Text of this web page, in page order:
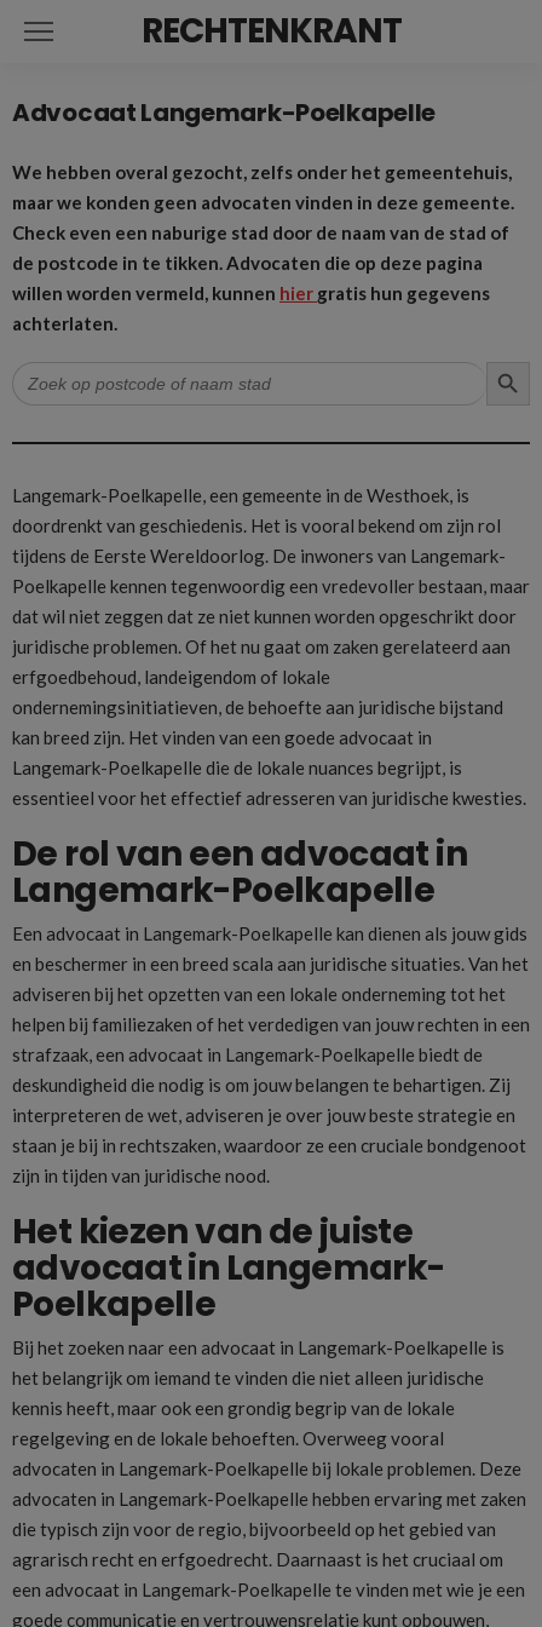
RECHTENKRANT
Advocaat Langemark-Poelkapelle
We hebben overal gezocht, zelfs onder het gemeentehuis,
maar we konden geen advocaten vinden in deze gemeente.
Check even een naburige stad door de naam van de stad of
de postcode in te tikken. Advocaten die op deze pagina
willen worden vermeld, kunnen hier gratis hun gegevens
achterlaten.
Zoek
naar:
Langemark-Poelkapelle, een gemeente in de Westhoek, is
doordrenkt van geschiedenis. Het is vooral bekend om zijn rol
tijdens de Eerste Wereldoorlog. De inwoners van Langemark-
Poelkapelle kennen tegenwoordig een vredevoller bestaan, maar
dat wil niet zeggen dat ze niet kunnen worden opgeschrikt door
juridische problemen. Of het nu gaat om zaken gerelateerd aan
erfgoedbehoud, landeigendom of lokale
ondernemingsinitiatieven, de behoefte aan juridische bijstand
kan breed zijn. Het vinden van een goede advocaat in
Langemark-Poelkapelle die de lokale nuances begrijpt, is
essentieel voor het effectief adresseren van juridische kwesties.
De rol van een advocaat in
Langemark-Poelkapelle
Een advocaat in Langemark-Poelkapelle kan dienen als jouw gids
en beschermer in een breed scala aan juridische situaties. Van het
adviseren bij het opzetten van een lokale onderneming tot het
helpen bij familiezaken of het verdedigen van jouw rechten in een
strafzaak, een advocaat in Langemark-Poelkapelle biedt de
deskundigheid die nodig is om jouw belangen te behartigen. Zij
interpreteren de wet, adviseren je over jouw beste strategie en
staan je bij in rechtszaken, waardoor ze een cruciale bondgenoot
zijn in tijden van juridische nood.
Het kiezen van de juiste
advocaat in Langemark-
Poelkapelle
Bij het zoeken naar een advocaat in Langemark-Poelkapelle is
het belangrijk om iemand te vinden die niet alleen juridische
kennis heeft, maar ook een grondig begrip van de lokale
regelgeving en de lokale behoeften. Overweeg vooral
advocaten in Langemark-Poelkapelle bij lokale problemen. Deze
advocaten in Langemark-Poelkapelle hebben ervaring met zaken
die typisch zijn voor de regio, bijvoorbeeld op het gebied van
agrarisch recht en erfgoedrecht. Daarnaast is het cruciaal om
een advocaat in Langemark-Poelkapelle te vinden met wie je een
goede communicatie en vertrouwensrelatie kunt opbouwen,